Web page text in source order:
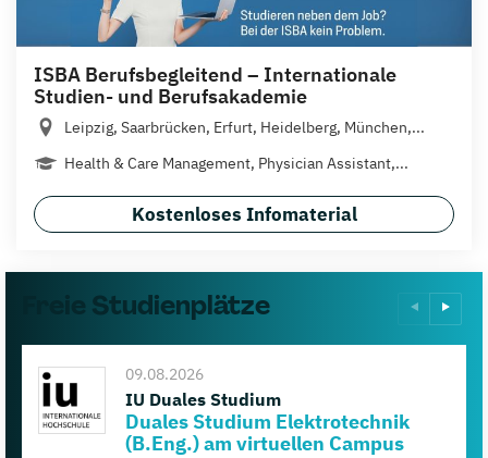
ISBA Berufsbegleitend – Internationale
Studien- und Berufsakademie
Leipzig, Saarbrücken, Erfurt, Heidelberg, München,...
Health & Care Management, Physician Assistant,...
Kostenloses Infomaterial
Freie Studienplätze
09.08.2026
IU Duales Studium
Duales Studium Elektrotechnik
(B.Eng.) am virtuellen Campus